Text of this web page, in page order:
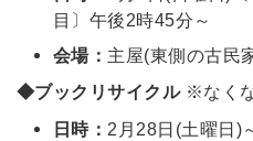
目〕午後2時45分～
会場： 主屋(東側の古民
◆ブックリサイクル ※なく
日時： 2月28日(土曜日)